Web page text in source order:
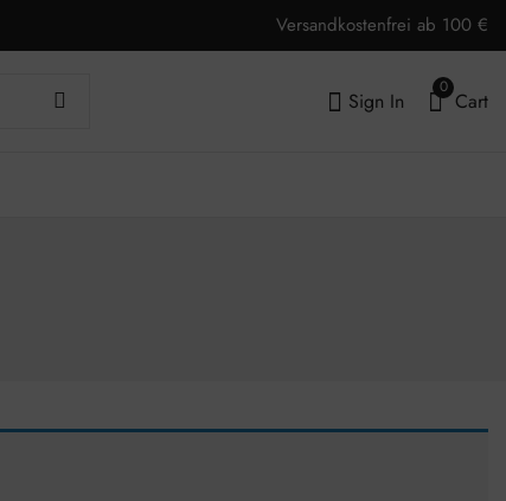
Versandkostenfrei ab 100 €
Sign In
0
Cart